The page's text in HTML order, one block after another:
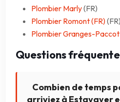
Plombier Marly(FR)
Plombier Romont (FR)(FR)
Plombier Granges-Paccot
Questions
Combien de temps
arriviez à Estavayer